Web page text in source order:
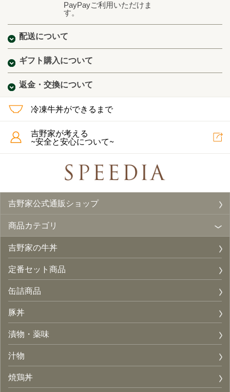
PayPayご利用いただけま
す。
配送について
ギフト購入について
返金・交換について
冷凍牛丼ができるまで
吉野家が考える
~安全と安心について~
吉野家公式通販ショップ
商品カテゴリ
吉野家の牛丼
定番セット商品
缶詰商品
豚丼
漬物・薬味
汁物
焼鶏丼